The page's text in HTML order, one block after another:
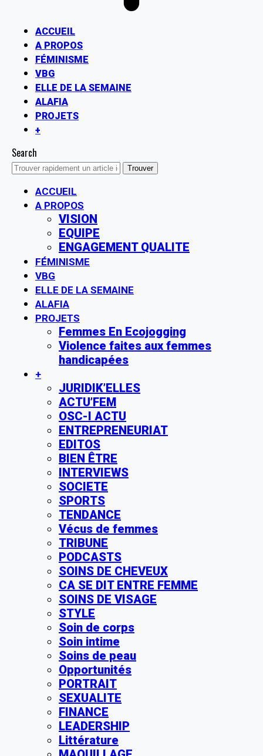
ACCUEIL
A PROPOS
FÉMINISME
VBG
ELLE DE LA SEMAINE
ALAFIA
PROJETS
+
Search
ACCUEIL
A PROPOS
VISION
EQUIPE
ENGAGEMENT QUALITE
FÉMINISME
VBG
ELLE DE LA SEMAINE
ALAFIA
PROJETS
Femmes En Ecojogging
Violence faites aux femmes
handicapées
+
JURIDIK’ELLES
ACTU’FEM
OSC-I ACTU
ENTREPRENEURIAT
EDITOS
BIEN ÊTRE
INTERVIEWS
SOCIETE
SPORTS
TENDANCE
Vécus de femmes
TRIBUNE
PODCASTS
SOINS DE CHEVEUX
CA SE DIT ENTRE FEMME
SOINS DE VISAGE
STYLE
Soin de corps
Soin intime
Soins de peau
Opportunités
PORTRAIT
SEXUALITE
FINANCE
LEADERSHIP
Littérature